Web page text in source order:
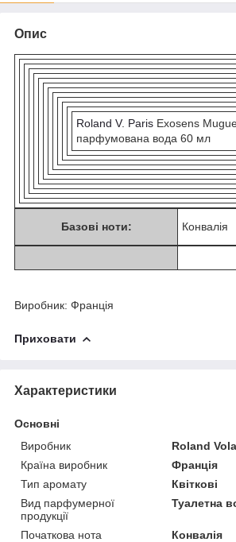
Опис
Roland V. Paris Exosens
парфумована вода 60 мл
Базові ноти: Конвалія
Виробник: Франція
Приховати
Характеристики
Основні
Виробник
Roland Vola
Країна виробник
Франція
Тип аромату
Квіткові
Вид парфумерної
продукції
Туалетна
Початкова нота
Конвалія